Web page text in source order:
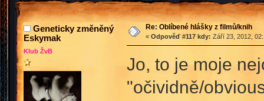
Geneticky změněný
Eskymak
Klub ŽvB
Re: Oblíbené hlášky z filmů/knih
« Odpověď #117 kdy: Září 23, 2012,
Jo, to je moje
"očividně/